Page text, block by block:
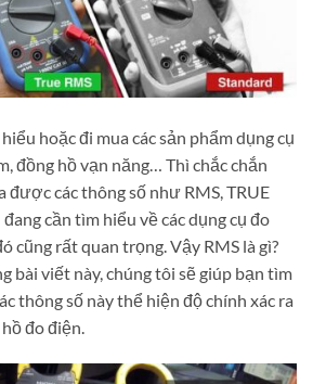
hoặc đi mua các sản phẩm dụng cụ
đồng hồ vạn năng… Thì chắc chắn
được các thông số như RMS, TRUE
cần tìm hiểu về các dụng cụ đo
cũng rất quan trọng. Vậy RMS là gì?
bài viết này, chúng tôi sẽ giúp bạn tìm
thông số này thể hiện độ chính xác ra
đo điện.